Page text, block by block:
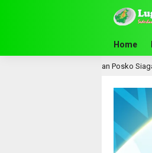
Home
21